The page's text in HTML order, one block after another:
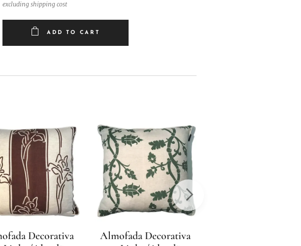
excluding shipping cost
ADD TO CART
Decorativa
Almofada Decorativa